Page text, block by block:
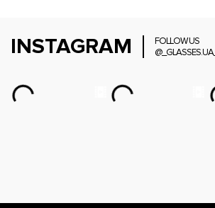
INSTAGRAM
FOLLOW US
@_GLASSES.UA_